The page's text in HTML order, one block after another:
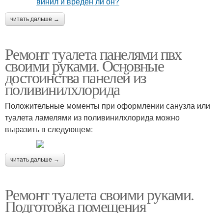
читать дальше →
Ремонт туалета панелями пвх
своими руками. Основные
достоинства панелей из
поливинилхлорида
Положительные моменты при оформлении санузла или
туалета ламелями из поливинилхлорида можно
выразить в следующем:
читать дальше →
Ремонт туалета своими руками.
Подготовка помещения